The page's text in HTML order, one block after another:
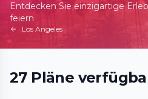
Entdecken Sie einzigartige
feiern
Los Angeles
27 Pläne
in Los Angeles